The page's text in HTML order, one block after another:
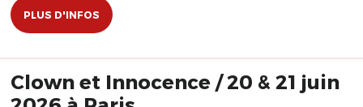
PLUS D'INFOS
Clown et Innocence / 20 & 21 juin